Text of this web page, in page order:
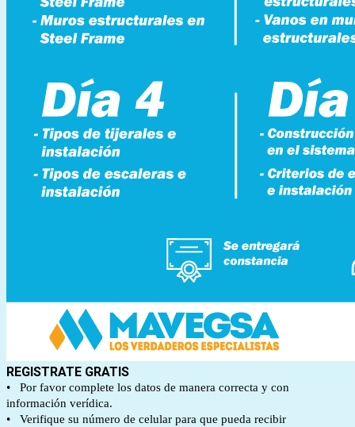
REGISTRATE GRATIS
• Por favor complete los datos de manera correcta y con
información verídica.
• Verifique su número de celular para que pueda recibir